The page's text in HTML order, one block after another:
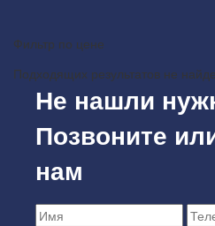
Фильтр по цене
Подходящих результатов не
Не нашли
Позвоните
нам